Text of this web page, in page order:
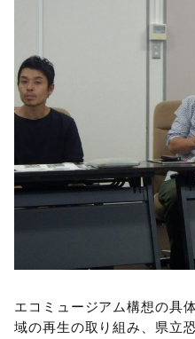
エコミュージアム構想の具
域の再生の取り組み、県立